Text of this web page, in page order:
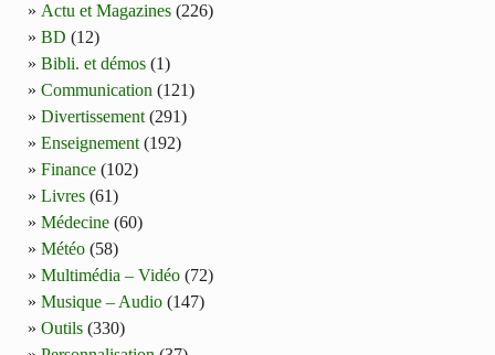
Actu et Magazines (226)
BD (12)
Bibli. et démos (1)
Communication (121)
Divertissement (291)
Enseignement (192)
Finance (102)
Livres (61)
Médecine (60)
Météo (58)
Multimédia – Vidéo (72)
Musique – Audio (147)
Outils (330)